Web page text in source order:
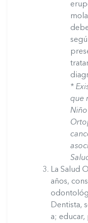
*
que
La Salud
años,
Dentista,
a;